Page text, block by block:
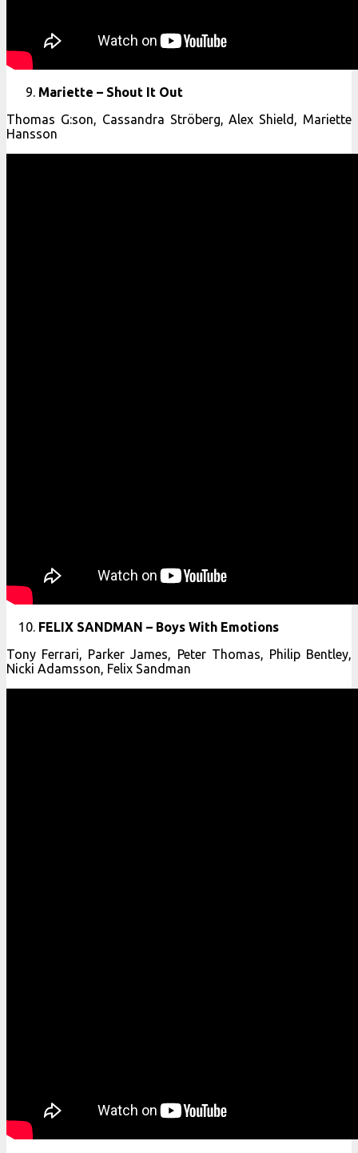
Mariette – Shout It Out
Thomas G:son, Cassandra Ströberg, Alex Shield, Mariette
Hansson
FELIX SANDMAN – Boys With Emotions
Tony Ferrari, Parker James, Peter Thomas, Philip Bentley,
Nicki Adamsson, Felix Sandman